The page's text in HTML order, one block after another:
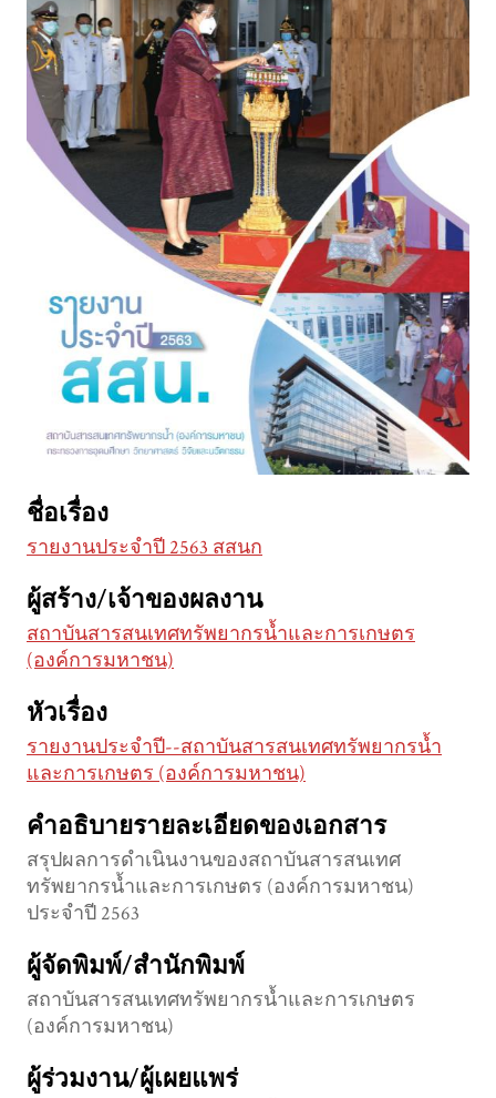
ชื่อเรื่อง
รายงานประจำปี 2563 สสนก
ผู้สร้าง/เจ้าของผลงาน
สถาบันสารสนเทศทรัพยากรน้ำและการเกษตร
(องค์การมหาชน)
หัวเรื่อง
รายงานประจำปี--สถาบันสารสนเทศทรัพยากรน้ำ
และการเกษตร (องค์การมหาชน)
คำอธิบายรายละเอียดของเอกสาร
สรุปผลการดำเนินงานของสถาบันสารสนเทศ
ทรัพยากรน้ำและการเกษตร (องค์การมหาชน)
ประจำปี 2563
ผู้จัดพิมพ์/สำนักพิมพ์
สถาบันสารสนเทศทรัพยากรน้ำและการเกษตร
(องค์การมหาชน)
ผู้ร่วมงาน/ผู้เผยแพร่